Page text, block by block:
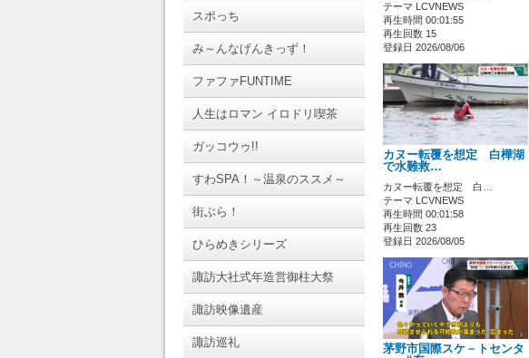
スポっち
み～んなげんきっず！
ファファFUNTIME
人生はロマン イロドリ喫茶
ガッコウゥ!!
すわSPA！～温泉のススメ～
街ぶら！
ひらめきシリーズ
諏訪大社式年造営御柱大祭
諏訪映像遺産
諏訪巡礼
テーマ LCVNEWS
再生時間 00:01:55
再生回数 15
登録日 2026/08/06
カヌー転覆を想定 白樺湖
で水難救…
カヌー転覆を想定 白…
テーマ LCVNEWS
再生時間 00:01:58
再生回数 23
登録日 2026/08/05
茅野市国際スケ－トセンタ